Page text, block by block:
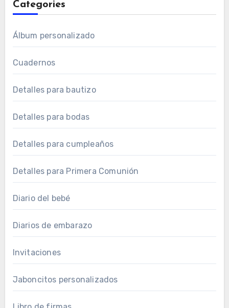
Categories
Álbum personalizado
Cuadernos
Detalles para bautizo
Detalles para bodas
Detalles para cumpleaños
Detalles para Primera Comunión
Diario del bebé
Diarios de embarazo
Invitaciones
Jaboncitos personalizados